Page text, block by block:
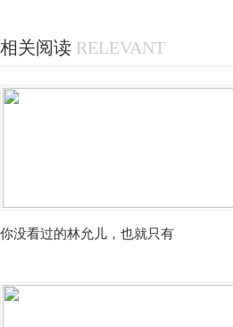
相关阅读 RELEVANT
你没看过的林允儿，也就只有